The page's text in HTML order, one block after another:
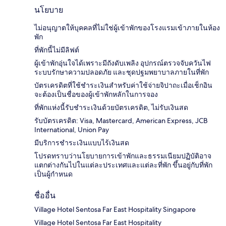
นโยบาย
ไม่อนุญาตให้บุคคลที่ไม่ใช่ผู้เข้าพักของโรงแรมเข้าภายในห้อง
พัก
ที่พักนี้ไม่มีลิฟต์
ผู้เข้าพักอุ่นใจได้เพราะมีถังดับเพลิง อุปกรณ์ตรวจจับควันไฟ
ระบบรักษาความปลอดภัย และชุดปฐมพยาบาลภายในที่พัก
บัตรเครดิตที่ใช้ชำระเงินสำหรับค่าใช้จ่ายจิปาถะเมื่อเช็กอิน
จะต้องเป็นชื่อของผู้เข้าพักหลักในการจอง
ที่พักแห่งนี้รับชำระเงินด้วยบัตรเครดิต, ไม่รับเงินสด
รับบัตรเครดิต: Visa, Mastercard, American Express, JCB
International, Union Pay
มีบริการชำระเงินแบบไร้เงินสด
โปรดทราบว่านโยบายการเข้าพักและธรรมเนียมปฏิบัติอาจ
แตกต่างกันไปในแต่ละประเทศและแต่ละที่พัก ขึ้นอยู่กับที่พัก
เป็นผู้กำหนด
ชื่ออื่น
Village Hotel Sentosa Far East Hospitality Singapore
Village Hotel Sentosa Far East Hospitality